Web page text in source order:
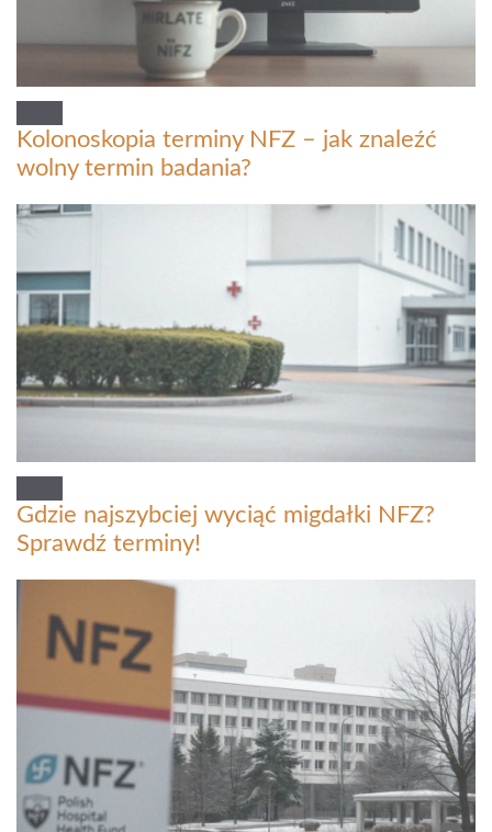
Kolonoskopia terminy NFZ – jak znaleźć
wolny termin badania?
Gdzie najszybciej wyciąć migdałki NFZ?
Sprawdź terminy!